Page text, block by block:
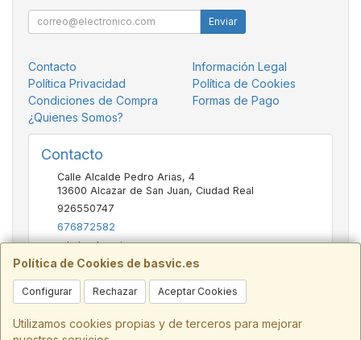
Política de Cookies de basvic.es
Configurar Rechazar Aceptar Cookies
Utilizamos cookies propias y de terceros para mejorar
Enviar
Contacto
Información Legal
Política Privacidad
Política de Cookies
Condiciones de Compra
Formas de Pago
¿Quienes Somos?
Contacto
Calle Alcalde Pedro Arias, 4
13600 Alcazar de San Juan, Ciudad Real
926550747
676872582
admin@basvic.es
Horario
9:30 - 13:30 y 16:30 - 20:00